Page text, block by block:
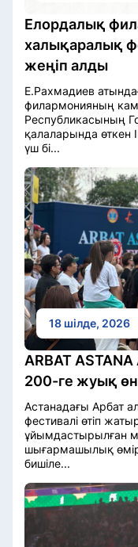
Елордалық
халықаралық
жеңіп алды
Е.Рахмадиев
филармонияның
Республикасының
қалаларында өткен
үш бі...
18 шілде, 2026
ARBAT
200-ге жуық
Астанадағы Арбат
фестивалі өтіп
ұйымдастырылған
шығармашылық
бишіле...